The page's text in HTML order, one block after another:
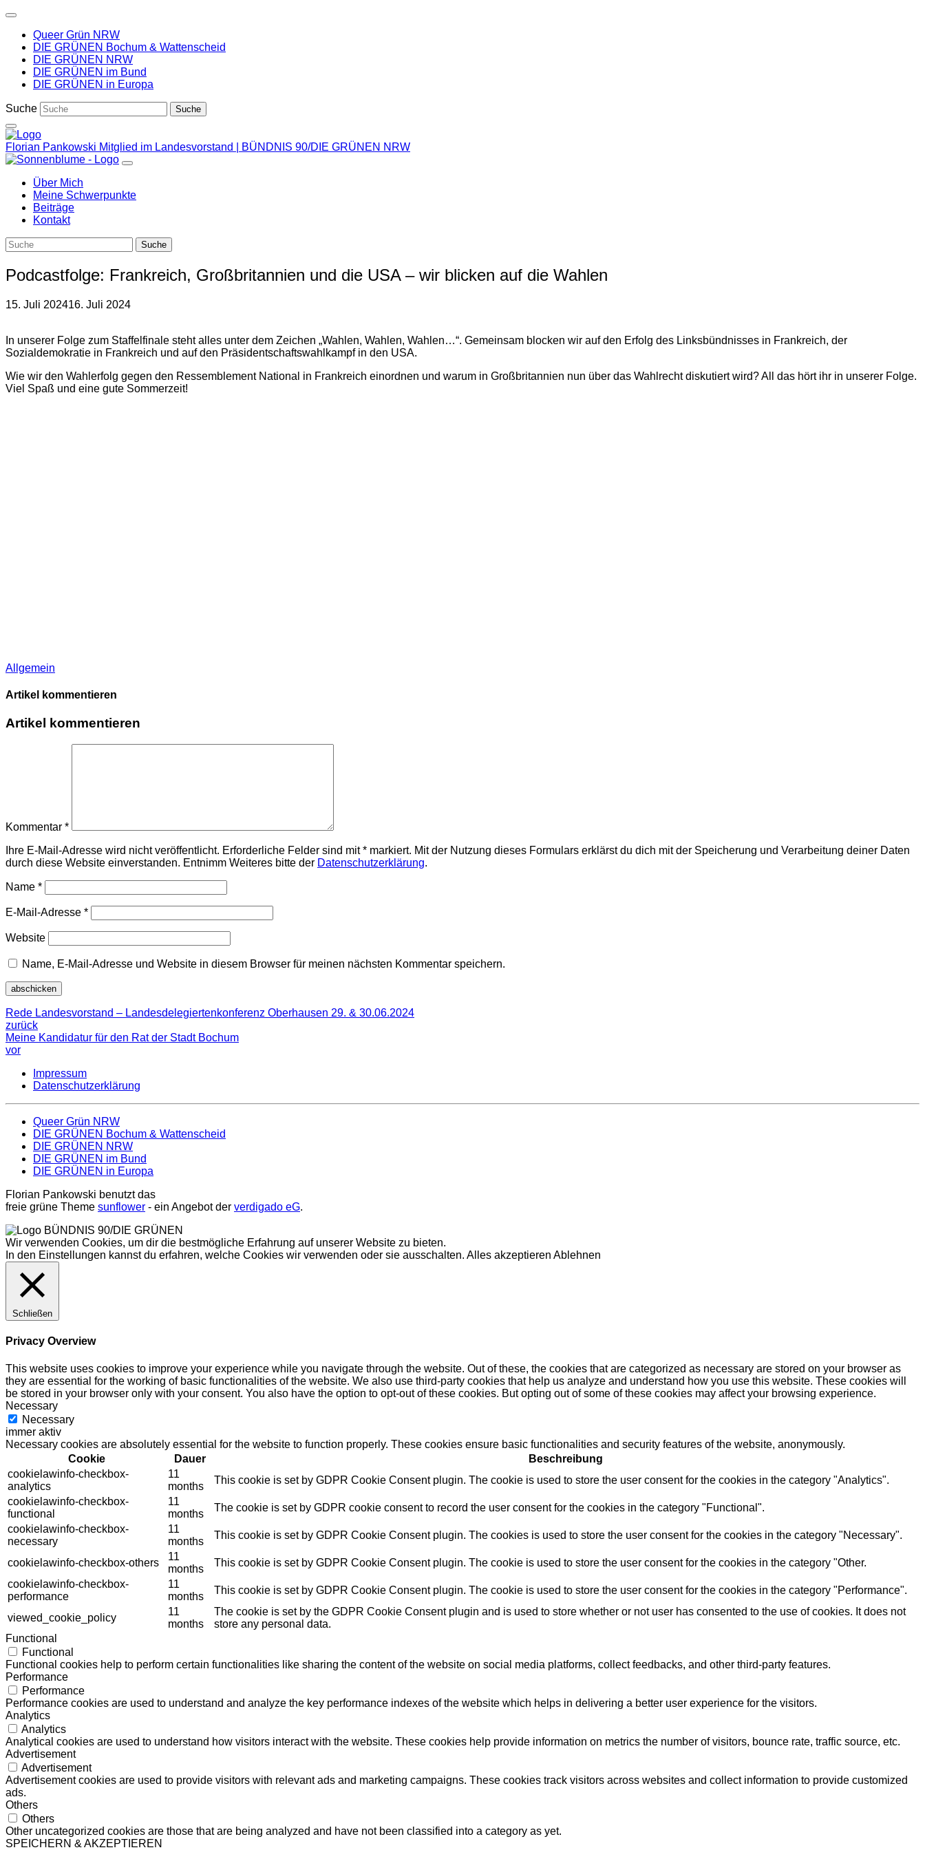
Weiter
Inhalt
Queer Grün NRW
DIE GRÜNEN Bochum & Wattenscheid
DIE GRÜNEN NRW
DIE GRÜNEN im Bund
DIE GRÜNEN in Europa
Suche
Florian Pankowski Mitglied im Landesvorstand | BÜNDNIS 90/DIE GRÜNEN NRW
Über Mich
Meine Schwerpunkte
Beiträge
Kontakt
Podcastfolge: Frankreich, Großbritannien und die USA – wir blicken auf die Wahlen
15. Juli 202416. Juli 2024
In unserer Folge zum Staffelfinale steht alles unter dem Zeichen „Wahlen, Wahlen, Wahlen…“. Gemeinsam blocken wir auf den Erfolg des Linksbündnisses in Frankreich, der
Sozialdemokratie in Frankreich und auf den Präsidentschaftswahlkampf in den USA.
Wie wir den Wahlerfolg gegen den Ressemblement National in Frankreich einordnen und warum in Großbritannien nun über das Wahlrecht diskutiert wird? All das hört ihr in unserer Folge.
Viel Spaß und eine gute Sommerzeit!
Allgemein
Artikel kommentieren
Artikel kommentieren
Kommentar *
Ihre E-Mail-Adresse wird nicht veröffentlicht. Erforderliche Felder sind mit * markiert. Mit der Nutzung dieses Formulars erklärst du dich mit der Speicherung und Verarbeitung deiner Daten
durch diese Website einverstanden. Entnimm Weiteres bitte der Datenschutzerklärung.
Name *
E-Mail-Adresse *
Website
Name, E-Mail-Adresse und Website in diesem Browser für meinen nächsten Kommentar speichern.
Rede Landesvorstand – Landesdelegiertenkonferenz Oberhausen 29. & 30.06.2024
zurück
Meine Kandidatur für den Rat der Stadt Bochum
vor
Impressum
Datenschutzerklärung
Queer Grün NRW
DIE GRÜNEN Bochum & Wattenscheid
DIE GRÜNEN NRW
DIE GRÜNEN im Bund
DIE GRÜNEN in Europa
Florian Pankowski benutzt das
freie grüne Theme sunflower ‐ ein Angebot der verdigado eG.
Wir verwenden Cookies, um dir die bestmögliche Erfahrung auf unserer Website zu bieten.
In den Einstellungen kannst du erfahren, welche Cookies wir verwenden oder sie ausschalten. Alles akzeptieren Ablehnen
Schließen
Privacy Overview
This website uses cookies to improve your experience while you navigate through the website. Out of these, the cookies that are categorized as necessary are stored on your browser as
they are essential for the working of basic functionalities of the website. We also use third-party cookies that help us analyze and understand how you use this website. These cookies will
be stored in your browser only with your consent. You also have the option to opt-out of these cookies. But opting out of some of these cookies may affect your browsing experience.
Necessary
Necessary
immer aktiv
Necessary cookies are absolutely essential for the website to function properly. These cookies ensure basic functionalities and security features of the website, anonymously.
Cookie
Dauer
Beschreibung
cookielawinfo-checkbox-
analytics
11
months
This cookie is set by GDPR Cookie Consent plugin. The cookie is used to store the user consent for the cookies in the category "Analytics".
cookielawinfo-checkbox-
functional
11
months
The cookie is set by GDPR cookie consent to record the user consent for the cookies in the category "Functional".
cookielawinfo-checkbox-
necessary
11
months
This cookie is set by GDPR Cookie Consent plugin. The cookies is used to store the user consent for the cookies in the category "Necessary".
cookielawinfo-checkbox-others
11
months
This cookie is set by GDPR Cookie Consent plugin. The cookie is used to store the user consent for the cookies in the category "Other.
cookielawinfo-checkbox-
performance
11
months
This cookie is set by GDPR Cookie Consent plugin. The cookie is used to store the user consent for the cookies in the category "Performance".
viewed_cookie_policy
11
months
The cookie is set by the GDPR Cookie Consent plugin and is used to store whether or not user has consented to the use of cookies. It does not
store any personal data.
Functional
Functional
Functional cookies help to perform certain functionalities like sharing the content of the website on social media platforms, collect feedbacks, and other third-party features.
Performance
Performance
Performance cookies are used to understand and analyze the key performance indexes of the website which helps in delivering a better user experience for the visitors.
Analytics
Analytics
Analytical cookies are used to understand how visitors interact with the website. These cookies help provide information on metrics the number of visitors, bounce rate, traffic source, etc.
Advertisement
Advertisement
Advertisement cookies are used to provide visitors with relevant ads and marketing campaigns. These cookies track visitors across websites and collect information to provide customized
ads.
Others
Others
Other uncategorized cookies are those that are being analyzed and have not been classified into a category as yet.
SPEICHERN & AKZEPTIEREN